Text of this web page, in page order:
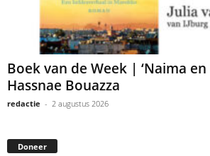
Boek van de Week | ‘Naima en
Hassnae Bouazza
redactie - 2 augustus 2026
Doneer